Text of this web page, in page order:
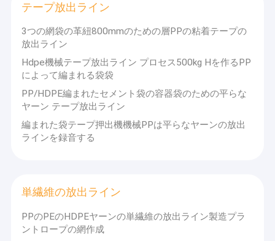
テープ放出ライン
3つの網袋の革紐800mmのための層PPの粘着テープの
放出ライン
Hdpe機械テープ放出ライン プロセス500kg Hを作るPP
によって編まれる袋袋
PP/HDPE編まれたセメント袋の容器袋のための平らな
ヤーン テープ放出ライン
編まれた袋テープ押出機機械PPは平らなヤーンの放出
ラインを録音する
単繊維の放出ライン
PPのPEのHDPEヤーンの単繊維の放出ライン製造プラ
ントロープの網作成